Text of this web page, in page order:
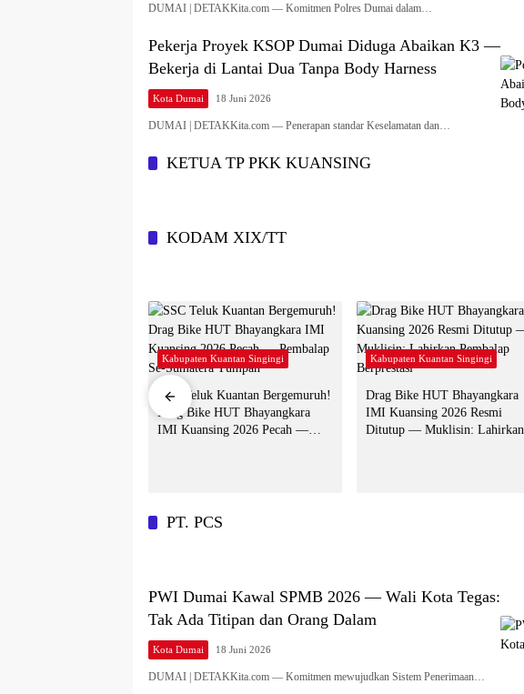
DUMAI | DETAKKita.com — Komitmen Polres Dumai dalam…
Pekerja Proyek KSOP Dumai Diduga Abaikan K3 —
Bekerja di Lantai Dua Tanpa Body Harness
Kota Dumai 18 Juni 2026
DUMAI | DETAKKita.com — Penerapan standar Keselamatan dan…
KETUA TP PKK KUANSING
KODAM XIX/TT
Kabupaten Kuantan Singingi
SSC Teluk Kuantan Bergemuruh!
Drag Bike HUT Bhayangkara
IMI Kuansing 2026 Pecah —
Kabupaten Kuantan Singingi
Drag Bike HUT Bhayangkara
IMI Kuansing 2026 Resmi
Ditutup — Muklisin: Lahirkan
PT. PCS
PWI Dumai Kawal SPMB 2026 — Wali Kota Tegas:
Tak Ada Titipan dan Orang Dalam
Kota Dumai 18 Juni 2026
DUMAI | DETAKKita.com — Komitmen mewujudkan Sistem Penerimaan…